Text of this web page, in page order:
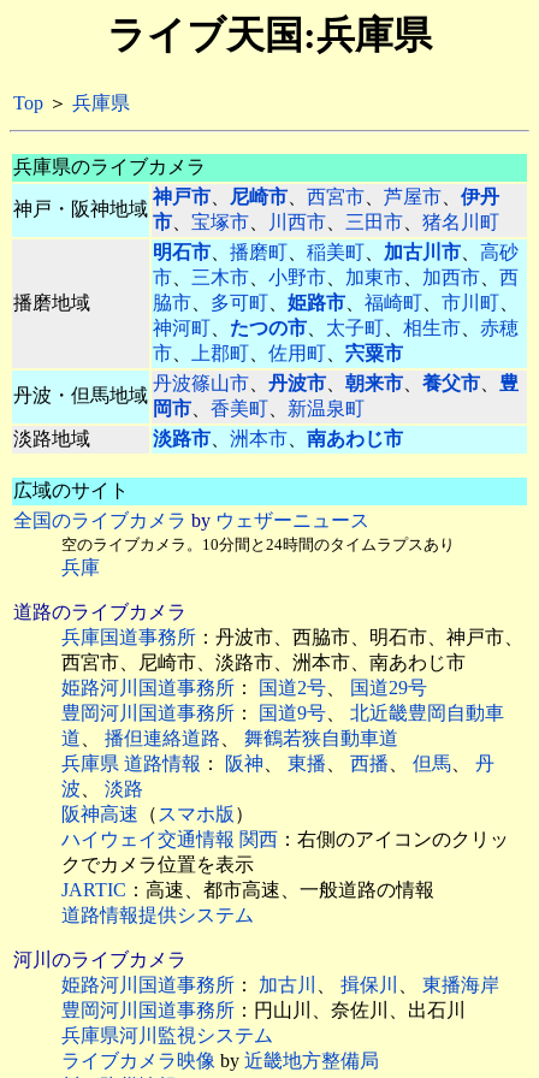
ライブ天国:兵庫県
Top ＞ 兵庫県
兵庫県のライブカメラ
神戸・阪神地域
神戸市、 尼崎市、 西宮市、 芦屋市、 伊丹
市、 宝塚市、 川西市、 三田市、 猪名川町
播磨地域
明石市、 播磨町、 稲美町、 加古川市、 高砂
市、 三木市、 小野市、 加東市、 加西市、 西
脇市、 多可町、 姫路市、 福崎町、 市川町、
神河町、 たつの市、 太子町、 相生市、 赤穂
市、 上郡町、 佐用町、 宍粟市
丹波・但馬地域
丹波篠山市、 丹波市、 朝来市、 養父市、 豊
岡市、 香美町、 新温泉町
淡路地域
淡路市、 洲本市、 南あわじ市
広域のサイト
全国のライブカメラ by ウェザーニュース
空のライブカメラ。10分間と24時間のタイムラプスあり
兵庫
道路のライブカメラ
兵庫国道事務所 ：丹波市、西脇市、明石市、神戸市、
西宮市、尼崎市、淡路市、洲本市、南あわじ市
姫路河川国道事務所 ： 国道2号、
国道29号
豊岡河川国道事務所 ： 国道9号、 北近畿豊岡自動車
道、 播但連絡道路、 舞鶴若狭自動車道
兵庫県 道路情報 ： 阪神、 東播、 西播、 但馬、 丹
波、 淡路
阪神高速 （スマホ版 ）
ハイウェイ交通情報 関西 ：右側のアイコンのクリッ
クでカメラ位置を表示
JARTIC ：高速、都市高速、一般道路の情報
道路情報提供システム
河川のライブカメラ
姫路河川国道事務所 ： 加古川 、 揖保川 、 東播海岸
豊岡河川国道事務所 ：円山川、奈佐川、出石川
兵庫県河川監視システム
ライブカメラ映像 by 近畿地方整備局